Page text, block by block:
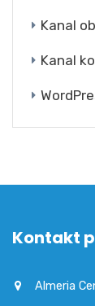
Kanal
Kanal
Kontakt
Almeria